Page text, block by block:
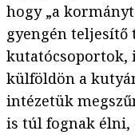
hogy „a
gyengén
kutatócsoportok,
külföldön a
intézetük
is túl fognak élni,